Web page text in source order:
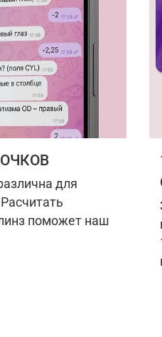
для
поможет наш